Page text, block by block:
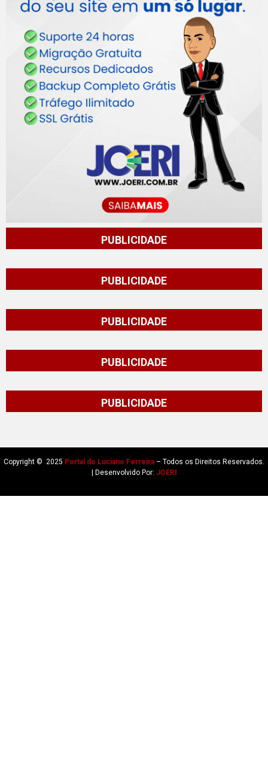
PUBLICIDADE
PUBLICIDADE
PUBLICIDADE
PUBLICIDADE
PUBLICIDADE
Copyright © 2025 Portal do Luciano Ferreira – Todos os Direitos Reservados.
| Desenvolvido Por: JOERI